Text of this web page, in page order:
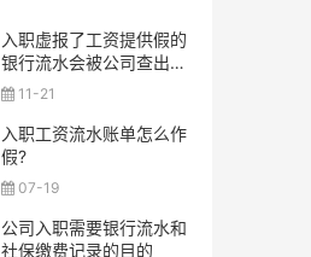
入职虚报了工资提供假的
银行流水会被公司查出来
吗？11-21
入职工资流水账单怎么作
假?
07-19
公司入职需要银行流水和
社保缴费记录的目的